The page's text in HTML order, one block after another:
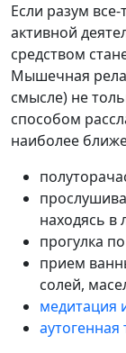
Если разум
активной
средством
Мышечная
смысле) не
способом
наиболее
находясь
прогулка
прием
солей,
медитация
аутогенная